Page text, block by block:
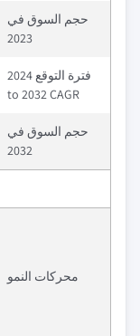
حجم السوق في
2023
فترة التوقع 2024
to 2032 CAGR
حجم السوق في
2032
محركات النمو